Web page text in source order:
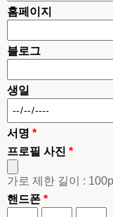
홈페이지
블로그
생일
서명 *
프로필 사진 *
가로 제한 길이 :
핸드폰 *